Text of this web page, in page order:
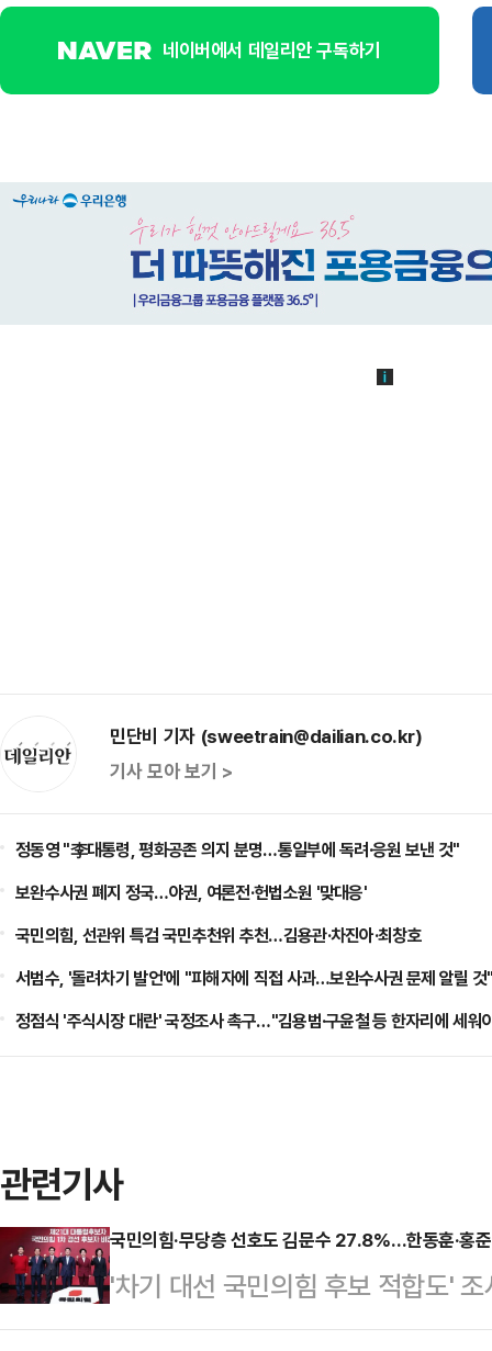
네이버에서 데일리안 구독하기
민단비 기자 (sweetrain@dailian.co.kr)
기사 모아 보기 >
정동영 "李대통령, 평화공존 의지 분명…통일부에 독려·응원 보낸 것"
보완수사권 폐지 정국…야권, 여론전·헌법소원 '맞대응'
국민의힘, 선관위 특검 국민추천위 추천…김용관·차진아·최창호
서범수, '돌려차기 발언'에 "피해자에 직접 사과…보완수사권 문제 알릴
정점식 '주식시장 대란' 국정조사 촉구…"김용범·구윤철 등 한자리에 세워
관련기사
국민의힘·무당층 선호도 김문수 27.8%…한동훈·홍
'차기 대선 국민의힘 후보 적합도'
대상으로 했을 때 김문수 대선 경선